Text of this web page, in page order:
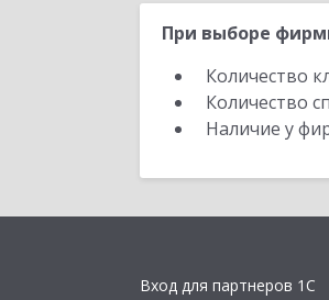
При выборе
Количество
Количество
Наличие у
Вход для партнеров 1С